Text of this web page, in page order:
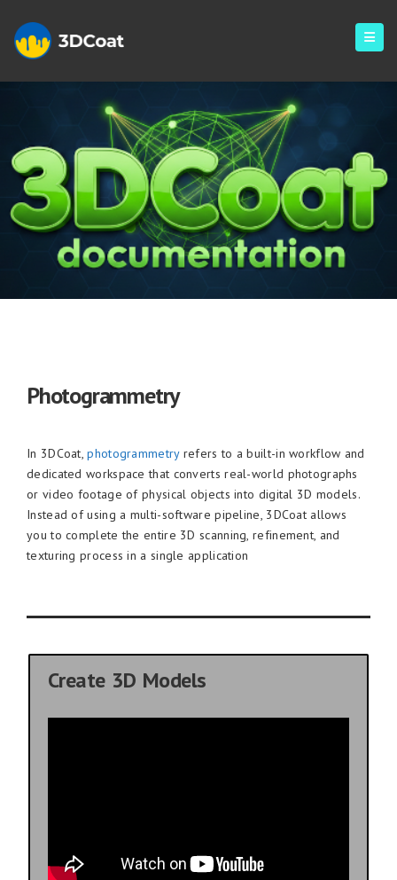
Photogrammetry
Photogrammetry
In 3DCoat,photogrammetryrefers to a built-in workflow and
dedicated workspace that converts real-world photographs
or video footage of physical objects into digital 3D models.
Instead of using a multi-software pipeline, 3DCoat allows
you to complete the entire 3D scanning, refinement, and
texturing process in a single application
Create 3D Models